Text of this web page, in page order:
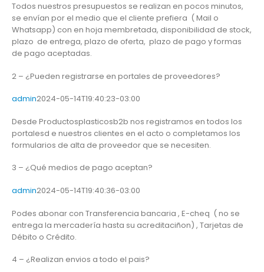
Todos nuestros presupuestos se realizan en pocos minutos,
se envían por el medio que el cliente prefiera ( Mail o
Whatsapp) con en hoja membretada, disponibilidad de stock,
plazo de entrega, plazo de oferta, plazo de pago y formas
de pago aceptadas.
2 – ¿Pueden registrarse en portales de proveedores?
admin2024-05-14T19:40:23-03:00
Desde Productosplasticosb2b nos registramos en todos los
portalesd e nuestros clientes en el acto o completamos los
formularios de alta de proveedor que se necesiten.
3 – ¿Qué medios de pago aceptan?
admin2024-05-14T19:40:36-03:00
Podes abonar con Transferencia bancaria , E-cheq ( no se
entrega la mercadería hasta su acreditaciñon) , Tarjetas de
Débito o Crédito.
4 – ¿Realizan envios a todo el pais?